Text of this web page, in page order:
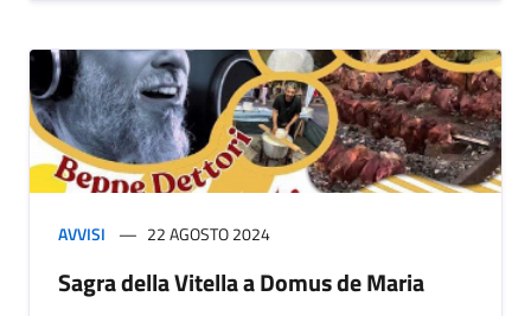
AVVISI 22 AGOSTO 2024
Sagra della Vitella a Domus de Maria